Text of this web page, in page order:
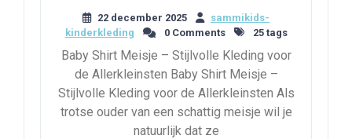
22 december 2025
sammikids-
kinderkleding
0 Comments 25 tags
Baby Shirt Meisje – Stijlvolle Kleding voor
de Allerkleinsten Baby Shirt Meisje –
Stijlvolle Kleding voor de Allerkleinsten Als
trotse ouder van een schattig meisje wil je
natuurlijk dat ze